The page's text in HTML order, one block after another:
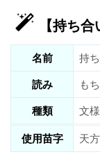
【持ち
名前
持
読み
も
種類
文
使用苗字
天